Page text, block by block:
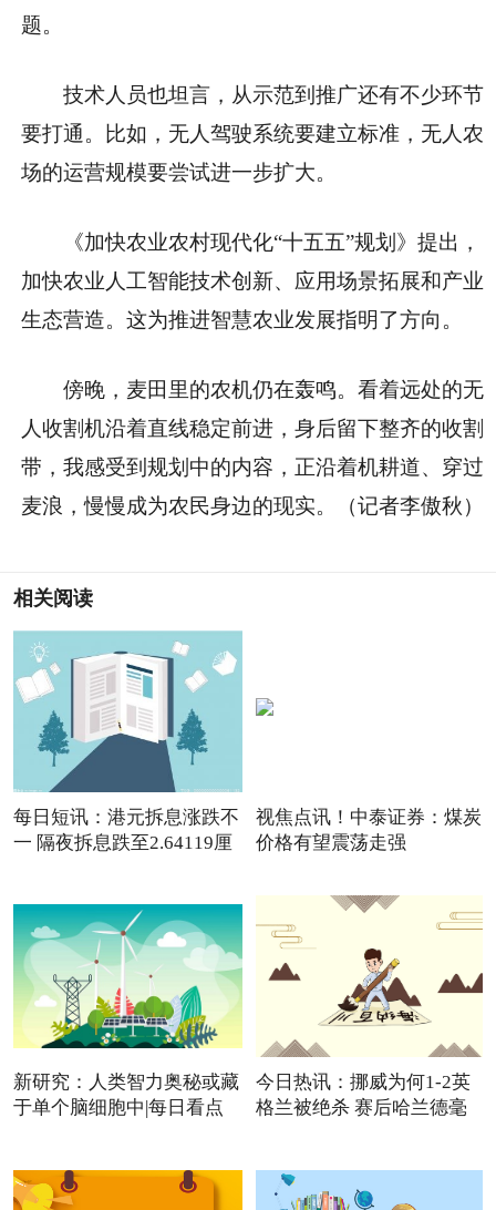
题。
技术人员也坦言，从示范到推广还有不少环节
要打通。比如，无人驾驶系统要建立标准，无人农
场的运营规模要尝试进一步扩大。
《加快农业农村现代化“十五五”规划》提出，
加快农业人工智能技术创新、应用场景拓展和产业
生态营造。这为推进智慧农业发展指明了方向。
傍晚，麦田里的农机仍在轰鸣。看着远处的无
人收割机沿着直线稳定前进，身后留下整齐的收割
带，我感受到规划中的内容，正沿着机耕道、穿过
麦浪，慢慢成为农民身边的现实。（记者李傲秋）
相关阅读
每日短讯：港元拆息涨跌不
一 隔夜拆息跌至2.64119厘
视焦点讯！中泰证券：煤炭
价格有望震荡走强
新研究：人类智力奥秘或藏
于单个脑细胞中|每日看点
今日热讯：挪威为何1-2英
格兰被绝杀 赛后哈兰德毫